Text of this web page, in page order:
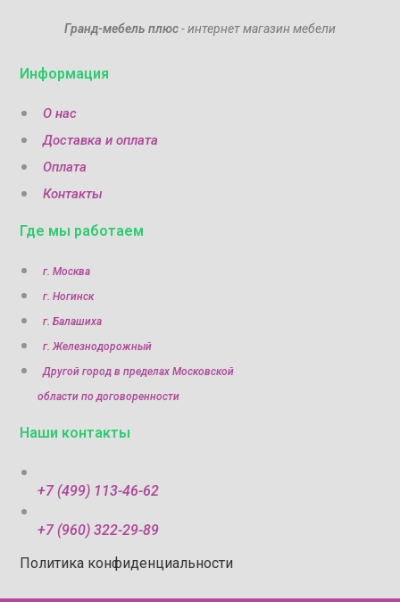
Гранд-мебель плюс- интернет магазин мебели
Информация
О нас
Доставка и оплата
Оплата
Контакты
Где мы работаем
г. Москва
г. Ногинск
г. Балашиха
г. Железнодорожный
Другой город в пределах Московской
области по договоренности
Наши контакты
+7 (499) 113-46-62
+7 (960) 322-29-89
Политика конфиденциальности